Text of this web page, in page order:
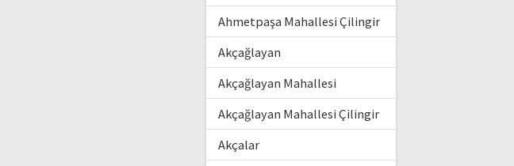
Ahmetpaşa Mahallesi Çilingir
Akçağlayan
Akçağlayan Mahallesi
Akçağlayan Mahallesi Çilingir
Akçalar